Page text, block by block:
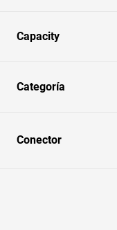
Capacity
Categoría
Conector